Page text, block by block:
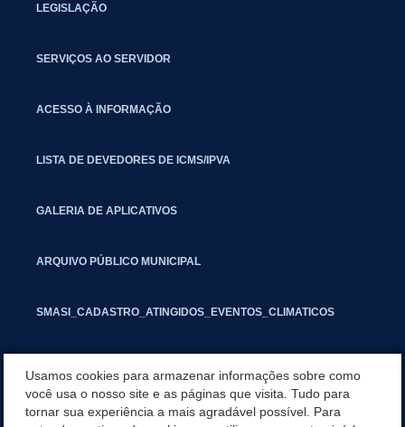
LEGISLAÇÃO
SERVIÇOS AO SERVIDOR
ACESSO À INFORMAÇÃO
LISTA DE DEVEDORES DE ICMS/IPVA
GALERIA DE APLICATIVOS
ARQUIVO PÚBLICO MUNICIPAL
SMASI_CADASTRO_ATINGIDOS_EVENTOS_CLIMATICOS
INFORMATIVO PIT
Usamos cookies para armazenar informações sobre como
você usa o nosso site e as páginas que visita. Tudo para
tornar sua experiência a mais agradável possível. Para